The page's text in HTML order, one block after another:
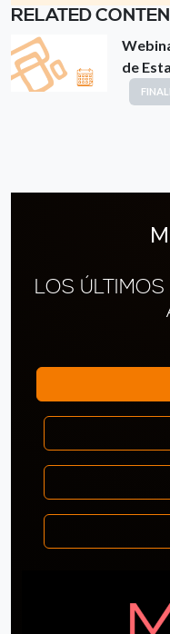
RELATED
de
LOS